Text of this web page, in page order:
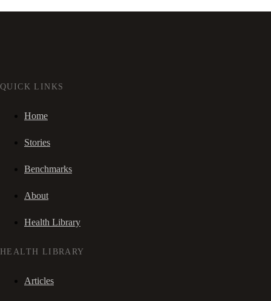
QUICK LINKS
Home
Stories
Benchmarks
About
Health Library
HEALTH LIBRARY
Articles